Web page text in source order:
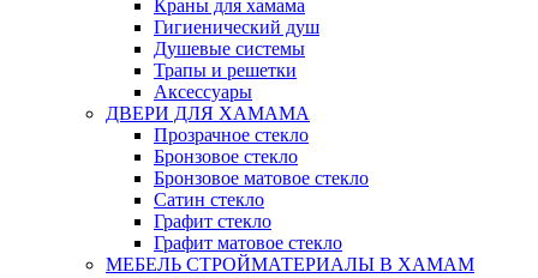
Краны для хамама
Гигиенический душ
Душевые системы
Трапы и решетки
Аксессуары
ДВЕРИ ДЛЯ ХАМАМА
Прозрачное стекло
Бронзовое стекло
Бронзовое матовое стекло
Сатин стекло
Графит стекло
Графит матовое стекло
МЕБЕЛЬ СТРОЙМАТЕРИАЛЫ В ХАМАМ